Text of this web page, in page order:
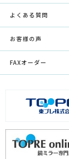
よくある質問
お客様の声
FAXオーダー